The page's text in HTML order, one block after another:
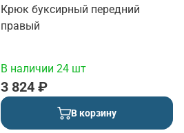
Крюк буксирный передний
правый
В наличии 24 шт
3 824 ₽
В корзину